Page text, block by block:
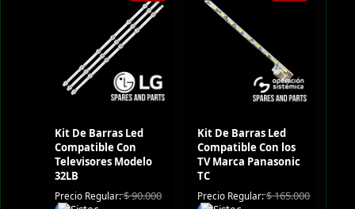
Kit De Barras Led
Compatible Con
Televisores Modelo
32LB
Precio Regular:$90.000
Kit De Barras Led
Compatible Con los
TV Marca Panasonic
TC
Precio Regular:$165.000